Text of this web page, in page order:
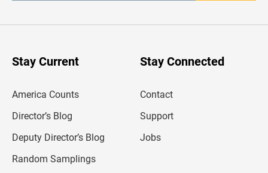
r
Stay Current
America Counts
Director’s Blog
Deputy Director’s Blog
Random Samplings
Stay Connected
Contact
Support
Jobs